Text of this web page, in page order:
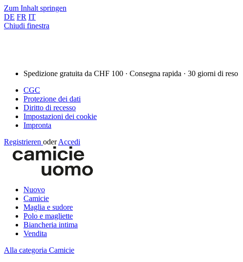
Zum Inhalt springen
DE FR IT
Chiudi finestra
Spedizione gratuita da CHF 100 · Consegna rapida · 30 giorni di reso
CGC
Protezione dei dati
Diritto di recesso
Impostazioni dei cookie
Impronta
Registrieren oder Accedi
Nuovo
Camicie
Maglia e sudore
Polo e magliette
Biancheria intima
Vendita
Alla categoria Camicie